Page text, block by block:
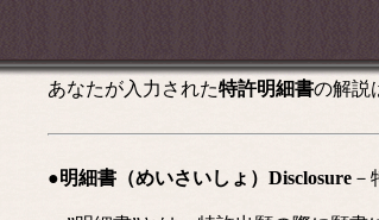
あなたが入力された特許明細書の解説
●明細書（めいさいしょ）Disclosure －